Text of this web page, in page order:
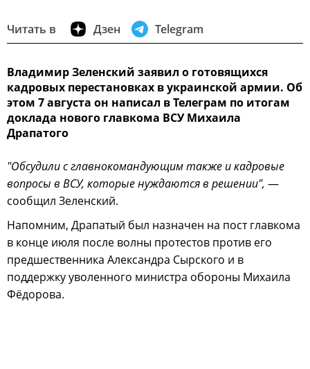
Читать в Дзен Telegram
Владимир Зеленский заявил о готовящихся
кадровых перестановках в украинской армии. Об
этом 7 августа он написал в Телеграм по итогам
доклада нового главкома ВСУ Михаила
Драпатого
"Обсудили с главнокомандующим также и кадровые
вопросы в ВСУ, которые нуждаются в решении", —
сообщил Зеленский.
Напомним, Драпатый был назначен на пост главкома
в конце июля после волны протестов против его
предшественника Александра Сырского и в
поддержку уволенного министра обороны Михаила
Фёдорова.